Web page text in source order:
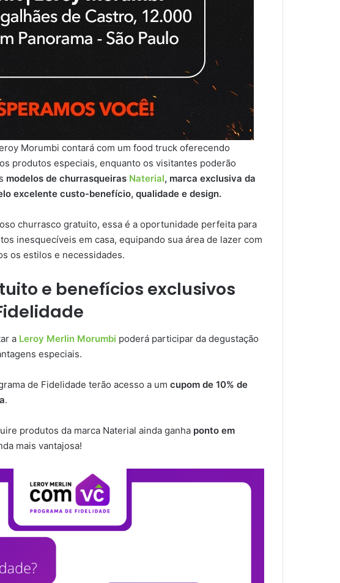
Morumbi contará com um food truck oferecendo
produtos especiais, enquanto os visitantes poderão
modelos de churrasqueiras Naterial, marca exclusiva da
excelente custo-benefício, qualidade e design.
churrasco gratuito, essa é a oportunidade perfeita para
inesquecíveis em casa, equipando sua área de lazer com
os estilos e necessidades.
e benefícios exclusivos
a Leroy Merlin Morumbi poderá participar da degustação
especiais.
de Fidelidade terão acesso a um cupom de 10% de
.
produtos da marca Naterial ainda ganha ponto em
mais vantajosa!